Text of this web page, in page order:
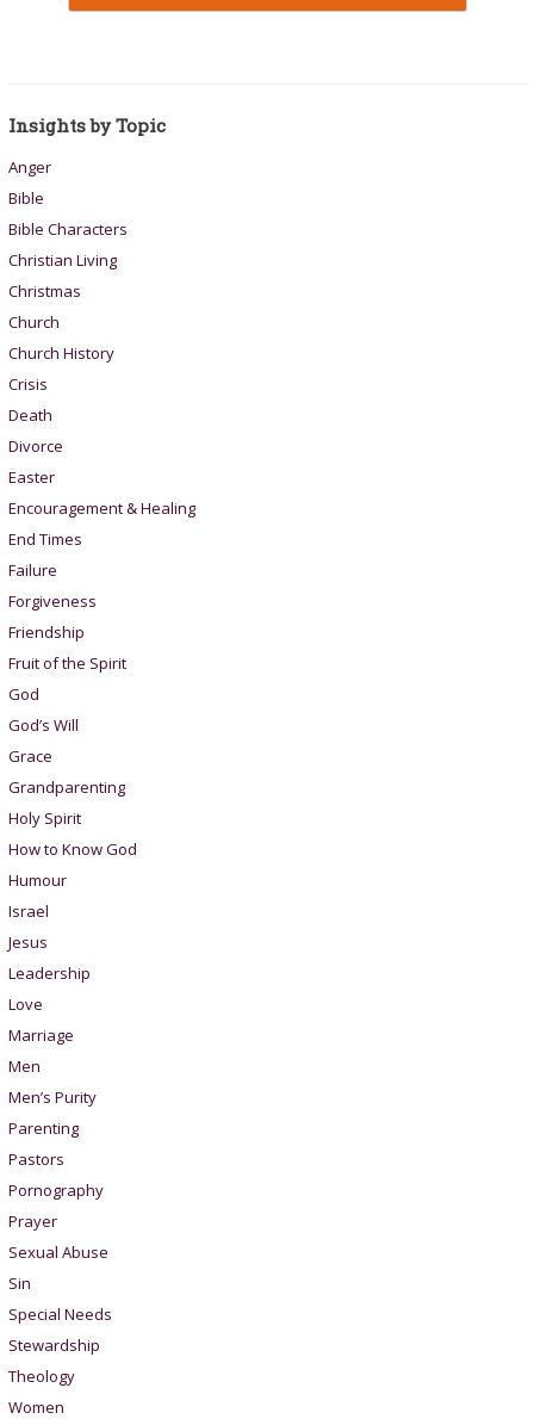
Insights by Topic
Anger
Bible
Bible Characters
Christian Living
Christmas
Church
Church History
Crisis
Death
Divorce
Easter
Encouragement & Healing
End Times
Failure
Forgiveness
Friendship
Fruit of the Spirit
God
God’s Will
Grace
Grandparenting
Holy Spirit
How to Know God
Humour
Israel
Jesus
Leadership
Love
Marriage
Men
Men’s Purity
Parenting
Pastors
Pornography
Prayer
Sexual Abuse
Sin
Special Needs
Stewardship
Theology
Women